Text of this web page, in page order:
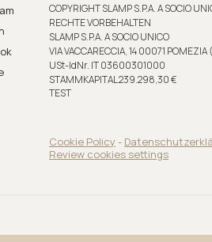
COPYRIGHT SLAMP S.P.A. A SOCIO
RECHTE VORBEHALTEN
SLAMP S.P.A. A SOCIO UNICO
VIA VACCARECCIA, 14 00071
USt-IdNr. IT 03600301000
STAMMKAPITAL 239.298,30 €
TEST
Cookie Policy -
Review cookies settings